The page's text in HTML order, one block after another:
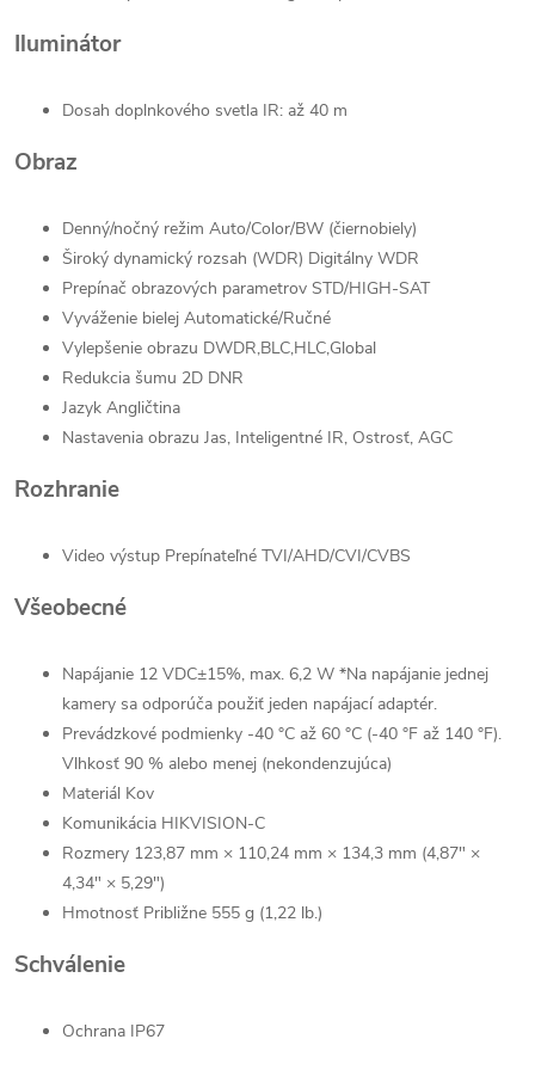
Iluminátor
Dosah doplnkového svetla IR: až 40 m
Obraz
Denný/nočný režim Auto/Color/BW (čiernobiely)
Široký dynamický rozsah (WDR) Digitálny WDR
Prepínač obrazových parametrov STD/HIGH-SAT
Vyváženie bielej Automatické/Ručné
Vylepšenie obrazu DWDR,BLC,HLC,Global
Redukcia šumu 2D DNR
Jazyk Angličtina
Nastavenia obrazu Jas, Inteligentné IR, Ostrosť, AGC
Rozhranie
Video výstup Prepínateľné TVI/AHD/CVI/CVBS
Všeobecné
Napájanie 12 VDC±15%, max. 6,2 W *Na napájanie jednej
kamery sa odporúča použiť jeden napájací adaptér.
Prevádzkové podmienky -40 °C až 60 °C (-40 °F až 140 °F).
Vlhkosť 90 % alebo menej (nekondenzujúca)
Materiál Kov
Komunikácia HIKVISION-C
Rozmery 123,87 mm × 110,24 mm × 134,3 mm (4,87" ×
4,34" × 5,29")
Hmotnosť Približne 555 g (1,22 lb.)
Schválenie
Ochrana IP67